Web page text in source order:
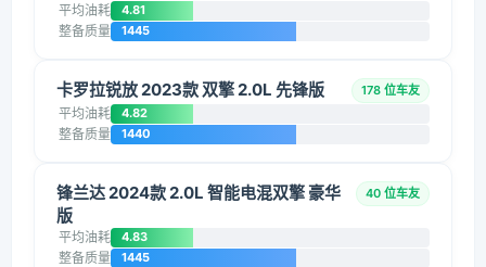
平均油耗 4.81
整备质量 1445
卡罗拉锐放 2023款 双擎 2.0L 先锋版 178 位车友
平均油耗 4.82
整备质量 1440
锋兰达 2024款 2.0L 智能电混双擎 豪华
版
40 位车友
平均油耗 4.83
整备质量 1445